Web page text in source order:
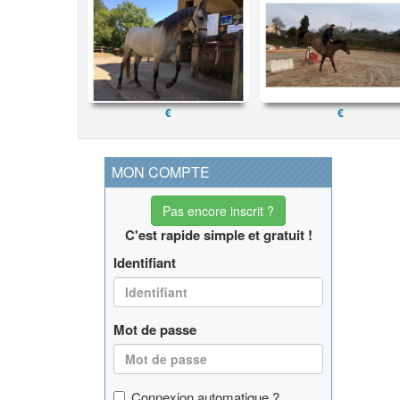
€ €
MON COMPTE
Pas encore inscrit ?
C'est rapide simple et gratuit !
Identifiant
Mot de passe